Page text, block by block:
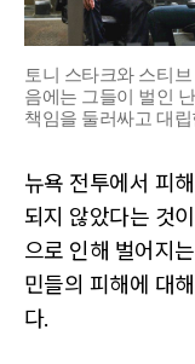
토니 스타크와 스티
음에는 그들이 벌인
책임을 둘러싸고 대립
뉴욕 전투에서 피
되지 않았다는 것
으로 인해 벌어지
민들의 피해에 대
다.